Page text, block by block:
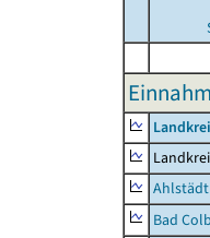
Ahlstädt
Bad